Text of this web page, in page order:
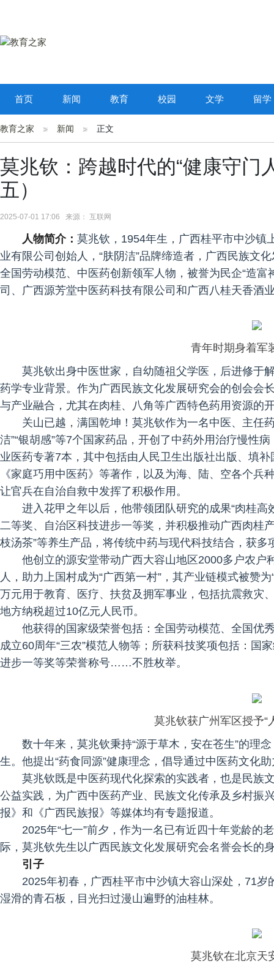
首页 新闻 教育 校园 文学 留学
教育之家 新闻 正文
莫兆钦：跨越时代的“健康守门
五）
2025-07-01 17:06 来源： 互联网
人物简介： 莫兆钦，1954年生，广西桂平市中沙镇
业有限公司创始人，“肤阴洁”品牌缔造者，广西民族文
全国劳动模范、中医药创新领军人物，被誉为民企“造
司、广西源芳堂中医药科技有限公司和广西八桂天香酒
青年时期身着军
莫兆钦出身中医世家，自幼随祖父学医，后进修于
药学专业背景。作为广西民族文化发展研究会的创会会
与产业融合，尤其在肉桂、八角等广西特色药用资源的
关山已越，满国乾坤！莫兆钦作为一名中医、主任
洁”“银胡感”等7个国家药品，开创了中药外用治疗慢性
业医药专著7本，其中包括由人民卫生出版社出版、填
《家庭巧用中医药》等著作，以及为海、陆、空各个
让官兵在自治自救中发挥了积极作用。
进入花甲之年以后，他带领团队研究的成果“肉桂
二等奖、自治区科技进步一等奖，并积极推动广西肉桂
枝汤茶”等养生产品，将传统中药与现代科技结合，获多
他创立的源安堂带动广西大容山地区2000多户农
人，助力上国村成为“广西第一村”，其产业链模式被赞
万元用于教育、医疗、扶贫及拥军事业，包括抗震救灾
地方纳税超过10亿元人民币。
他获得的国家级荣誉包括：全国劳动模范、全国优
成立60周年“三农”模范人物等；所获科技奖项包括：国
进步一等奖等荣誉称号……不胜枚举。
莫兆钦获广州军区授予“
数十年来，莫兆钦秉持“源于草木，安在苍生”的理
生。他提出“药食同源”健康理念，倡导通过中医药文化
莫兆钦既是中医药现代化探索的实践者，也是民族
公益实践，为广西中医药产业、民族文化传承及乡村振
报》和《广西民族报》等媒体均有专题报道。
2025年“七一”前夕，作为一名已有近四十年党龄的
际，莫兆钦先生以广西民族文化发展研究会名誉会长的
引子
2025年初春，广西桂平市中沙镇大容山深处，71
湿滑的青石板，目光扫过漫山遍野的油桂林。
莫兆钦在北京天